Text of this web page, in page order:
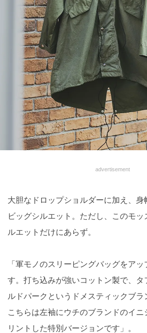
advertisement
大胆なドロップショルダーに加え、身
ビッグシルエット。ただし、このモ
ルエットだけにあらず。
「軍モノのスリーピングバッグをア
す。打ち込みが強いコットン製で、タ
ルドパークというドメスティックブラ
こちらは左袖にウチのブランドのイ
リントした特別バージョンです」。